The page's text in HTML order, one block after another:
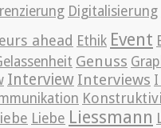
Digitalisierung
ahead Ethik Event
Genuss
Interview Interviews
Liebe Liessmann